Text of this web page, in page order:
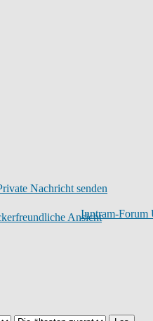
Inntram-Forum